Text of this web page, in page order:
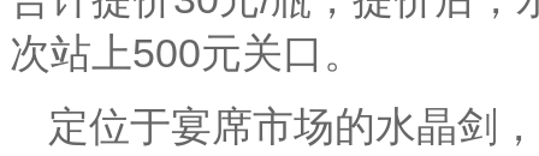
次站上500元关口。
定位于宴席市场的水晶剑